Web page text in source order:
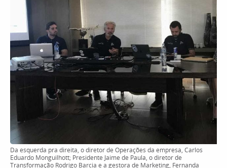
Da esquerda pra direita, o diretor de Operações da empresa, Carlos
Eduardo Monguilhott; Presidente Jaime de Paula, o diretor de
Transformação Rodrigo Barcia e a gestora de Marketing, Fernanda